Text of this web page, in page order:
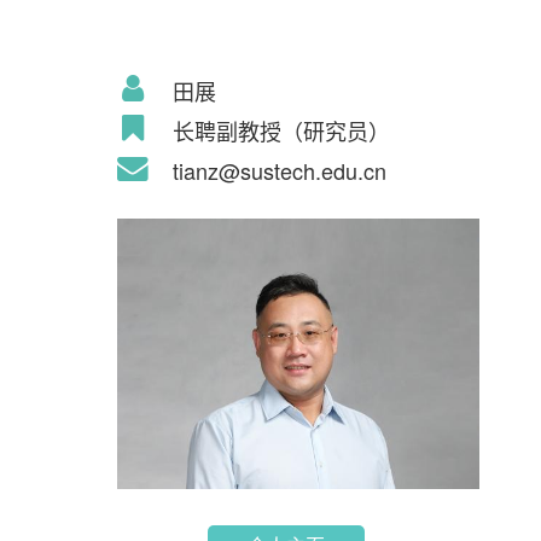
田展
长聘副教授（研究员）
tianz@sustech.edu.cn